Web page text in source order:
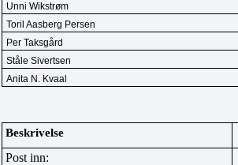
Unni Wikstrøm
Toril Aasberg Persen
Per Taksgård
Ståle Sivertsen
Anita N. Kvaal
Beskrivelse
Post inn: